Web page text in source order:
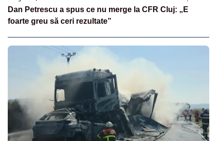
Dan Petrescu a spus ce nu merge la CFR Cluj: „E
foarte greu să ceri rezultate”